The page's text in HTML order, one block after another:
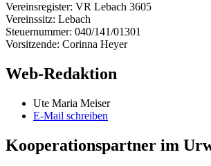
Vereinsregister: VR Lebach 3605
Vereinssitz: Lebach
Steuernummer: 040/141/01301
Vorsitzende: Corinna Heyer
Web-Redaktion
Ute Maria Meiser
E-Mail schreiben
Kooperationspartner im